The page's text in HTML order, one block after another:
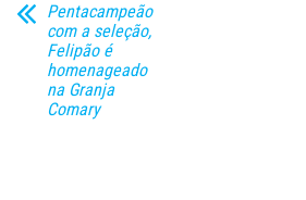
Pentacampeão
com a seleção,
Felipão é
homenageado
na Granja
Comary